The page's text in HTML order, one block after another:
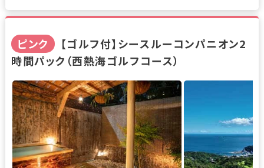
ピンク
【ゴルフ付】シースルーコンパニオン2
時間パック（西熱海ゴルフコース）